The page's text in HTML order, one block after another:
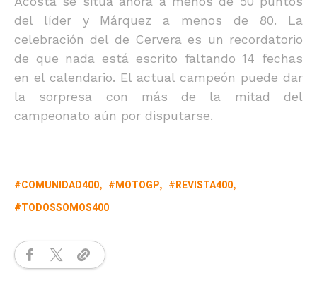
del líder y Márquez a menos de 80. La
celebración del de Cervera es un recordatorio
de que nada está escrito faltando 14 fechas
en el calendario. El actual campeón puede dar
la sorpresa con más de la mitad del
campeonato aún por disputarse.
COMUNIDAD400 MOTOGP
REVISTA400
TODOSSOMOS400